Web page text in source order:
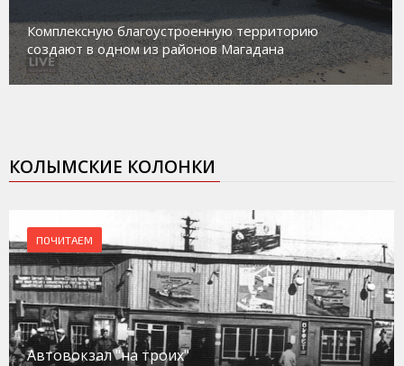
Комплексную благоустроенную территорию
создают в одном из районов Магадана
КОЛЫМСКИЕ КОЛОНКИ
ПОЧИТАЕМ
Автовокзал "на троих"